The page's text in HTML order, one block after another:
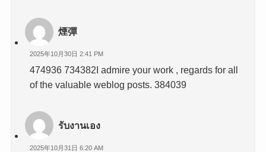
煙彈
2025年10月30日 2:41 PM
474936 734382I admire your work , regards for all
of the valuable weblog posts. 384039
รับงานเอง
2025年10月31日 6:20 AM